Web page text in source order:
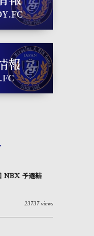
NBX 予選結
23737 views